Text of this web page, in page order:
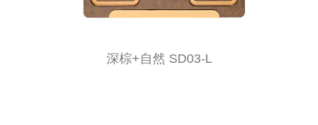
深棕+自然 SD03-L